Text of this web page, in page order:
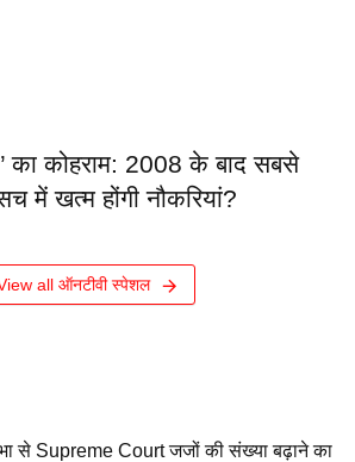
का कोहराम: 2008 के बाद सबसे
में खत्म होंगी नौकरियां?
all ऑनटीवी स्पेशल
से Supreme Court जजों की संख्या बढ़ाने का